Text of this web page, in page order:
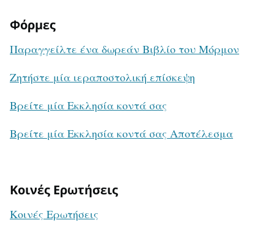
Φόρμες
Παραγγείλτε ένα δωρεάν Βιβλίο του Μόρμον
Ζητήστε μία ιεραποστολική επίσκεψη
Βρείτε μία Εκκλησία κοντά σας
Βρείτε μία Εκκλησία κοντά σας Αποτέλεσμα
Κοινές Ερωτήσεις
Κοινές Ερωτήσεις